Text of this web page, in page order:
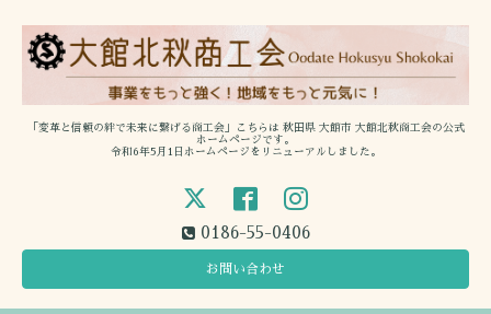
「変革と信頼の絆で未来に繋げる商工会」こちらは 秋田県 大館市 大館北秋商工会の公式
ホームページです。
令和6年5月1日ホームページをリニューアルしました。
0186-55-0406
お問い合わせ